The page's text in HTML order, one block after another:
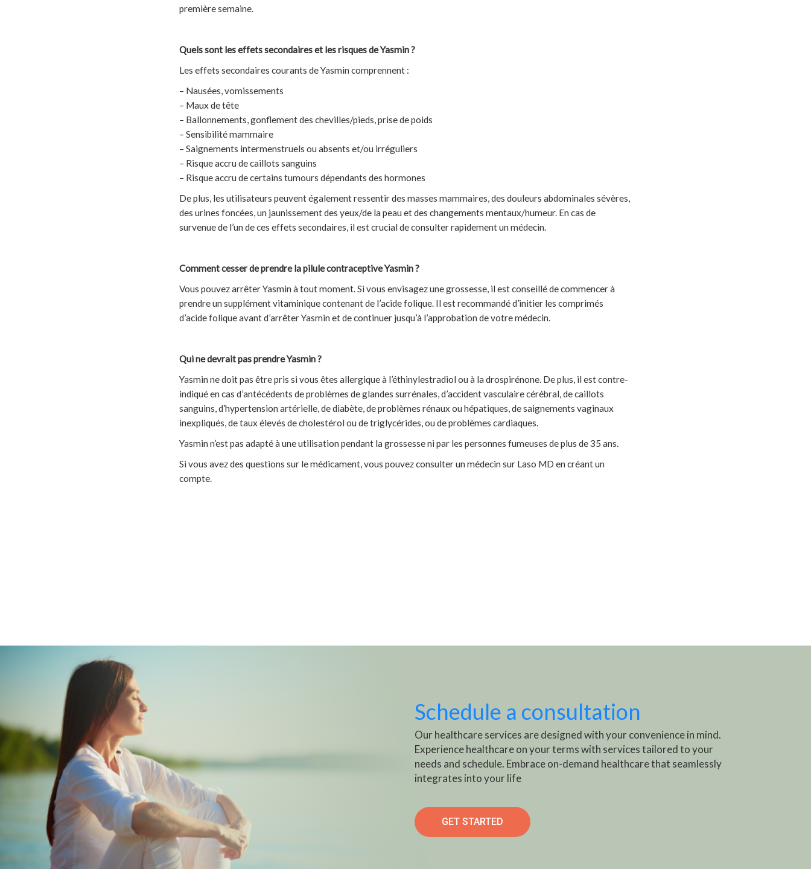
première semaine.
Quels sont les effets secondaires et les risques de Yasmin ?
Les effets secondaires courants de Yasmin comprennent :
– Nausées, vomissements
– Maux de tête
– Ballonnements, gonflement des chevilles/pieds, prise de poids
– Sensibilité mammaire
– Saignements intermenstruels ou absents et/ou irréguliers
– Risque accru de caillots sanguins
– Risque accru de certains tumours dépendants des hormones
De plus, les utilisateurs peuvent également ressentir des masses mammaires, des douleurs abdominales sévères,
des urines foncées, un jaunissement des yeux/de la peau et des changements mentaux/humeur. En cas de
survenue de l’un de ces effets secondaires, il est crucial de consulter rapidement un médecin.
Comment cesser de prendre la pilule contraceptive Yasmin ?
Vous pouvez arrêter Yasmin à tout moment. Si vous envisagez une grossesse, il est conseillé de commencer à
prendre un supplément vitaminique contenant de l’acide folique. Il est recommandé d’initier les comprimés
d’acide folique avant d’arrêter Yasmin et de continuer jusqu’à l’approbation de votre médecin.
Qui ne devrait pas prendre Yasmin ?
Yasmin ne doit pas être pris si vous êtes allergique à l’éthinylestradiol ou à la drospirénone. De plus, il est contre-
indiqué en cas d’antécédents de problèmes de glandes surrénales, d’accident vasculaire cérébral, de caillots
sanguins, d’hypertension artérielle, de diabète, de problèmes rénaux ou hépatiques, de saignements vaginaux
inexpliqués, de taux élevés de cholestérol ou de triglycérides, ou de problèmes cardiaques.
Yasmin n’est pas adapté à une utilisation pendant la grossesse ni par les personnes fumeuses de plus de 35 ans.
Si vous avez des questions sur le médicament, vous pouvez consulter un médecin sur Laso MD en créant un
compte.
Schedule a consultation
Our healthcare services are designed with your convenience in mind.
Experience healthcare on your terms with services tailored to your
needs and schedule. Embrace on-demand healthcare that seamlessly
integrates into your life
GET STARTED